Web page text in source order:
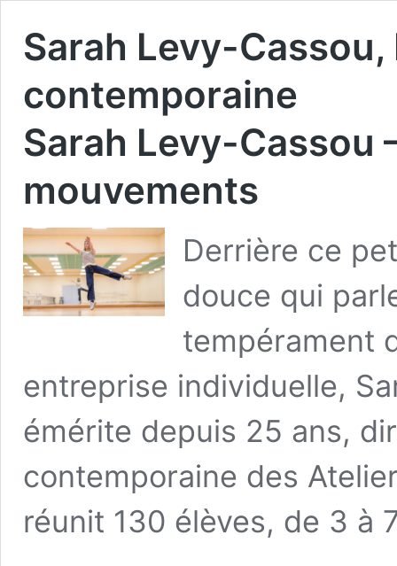
Sarah Levy-
contemporaine
Sarah Levy-Cassou
mouvements
Derrière ce
douce qui
tempérament
entreprise individuelle,
émérite depuis 25 ans,
contemporaine des
réunit 130 élèves, de 3 à